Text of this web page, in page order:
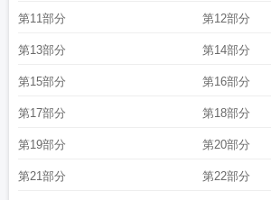
第11部分 第12部分
第13部分 第14部分
第15部分 第16部分
第17部分 第18部分
第19部分 第20部分
第21部分 第22部分